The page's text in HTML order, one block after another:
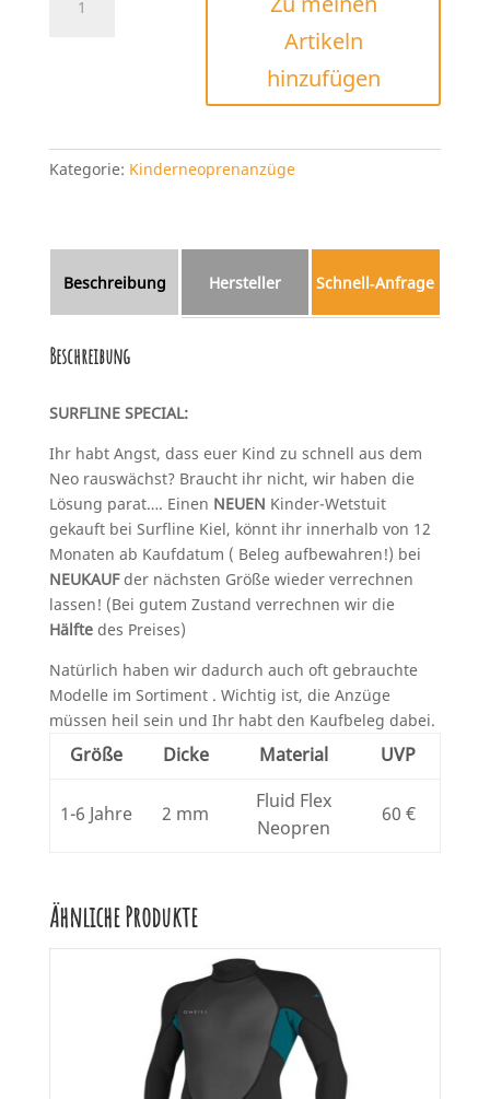
Toddler
Artikeln
hinzufügen
Kategorie: Kinderneoprenanzüge
Beschreibung Hersteller Schnell‑Anfrage
Beschreibung
SURFLINE SPECIAL:
Ihr habt Angst, dass euer Kind zu schnell aus dem
Neo rauswächst? Braucht ihr nicht, wir haben die
Lösung parat…. Einen NEUEN Kinder-Wetstuit
gekauft bei Surfline Kiel, könnt ihr innerhalb von 12
Monaten ab Kaufdatum ( Beleg aufbewahren!) bei
NEUKAUFder nächsten Größe wieder verrechnen
lassen! (Bei gutem Zustand verrechnen wir die
Hälfte des Preises)
Natürlich haben wir dadurch auch oft gebrauchte
Modelle im Sortiment . Wichtig ist, die Anzüge
müssen heil sein und Ihr habt den Kaufbeleg dabei.
Größe Dicke Material UVP
1-6 Jahre 2 mm
Fluid Flex
Neopren
60 €
Ähnliche Produkte